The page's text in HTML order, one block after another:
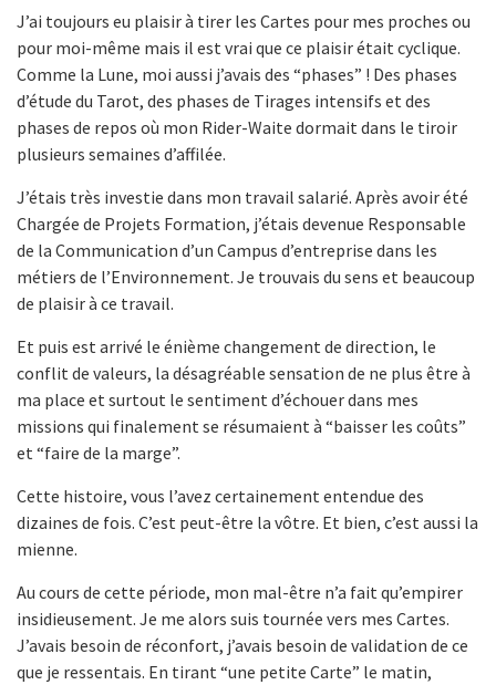
J’ai toujours eu plaisir à tirer les Cartes pour mes proches ou
pour moi-même mais il est vrai que ce plaisir était cyclique.
Comme la Lune, moi aussi j’avais des “phases” ! Des phases
d’étude du Tarot, des phases de Tirages intensifs et des
phases de repos où mon Rider-Waite dormait dans le tiroir
plusieurs semaines d’affilée.
J’étais très investie dans mon travail salarié. Après avoir été
Chargée de Projets Formation, j’étais devenue Responsable
de la Communication d’un Campus d’entreprise dans les
métiers de l’Environnement. Je trouvais du sens et beaucoup
de plaisir à ce travail.
Et puis est arrivé le énième changement de direction, le
conflit de valeurs, la désagréable sensation de ne plus être à
ma place et surtout le sentiment d’échouer dans mes
missions qui finalement se résumaient à “baisser les coûts”
et “faire de la marge”.
Cette histoire, vous l’avez certainement entendue des
dizaines de fois. C’est peut-être la vôtre. Et bien, c’est aussi la
mienne.
Au cours de cette période, mon mal-être n’a fait qu’empirer
insidieusement. Je me alors suis tournée vers mes Cartes.
J’avais besoin de réconfort, j’avais besoin de validation de ce
que je ressentais. En tirant “une petite Carte” le matin,